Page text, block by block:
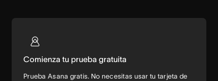
Comienza tu prueba gratuita
Prueba Asana gratis. No necesitas usar tu tarjeta de